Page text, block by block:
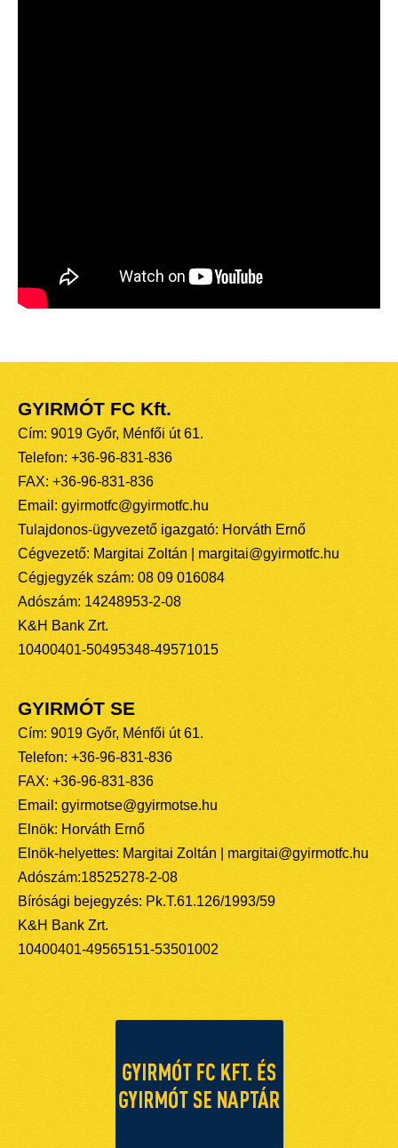
GYIRMÓT FC Kft.
Cím: 9019 Győr, Ménfői út 61.
Telefon: +36-96-831-836
FAX: +36-96-831-836
Email: gyirmotfc@gyirmotfc.hu
Tulajdonos-ügyvezető igazgató: Horváth Ernő
Cégvezető: Margitai Zoltán | margitai@gyirmotfc.hu
Cégjegyzék szám: 08 09 016084
Adószám: 14248953-2-08
K&H Bank Zrt.
10400401-50495348-49571015
GYIRMÓT SE
Cím: 9019 Győr, Ménfői út 61.
Telefon: +36-96-831-836
FAX: +36-96-831-836
Email: gyirmotse@gyirmotse.hu
Elnök: Horváth Ernő
Elnök-helyettes: Margitai Zoltán | margitai@gyirmotfc.hu
Adószám:18525278-2-08
Bírósági bejegyzés: Pk.T.61.126/1993/59
K&H Bank Zrt.
10400401-49565151-53501002